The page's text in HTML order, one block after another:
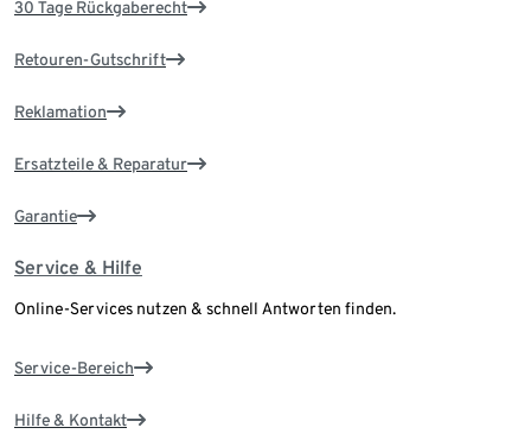
30 Tage Rückgaberecht
Retouren-Gutschrift
Reklamation
Ersatzteile & Reparatur
Garantie
Service & Hilfe
Online-Services nutzen & schnell Antworten finden.
Service-Bereich
Hilfe & Kontakt